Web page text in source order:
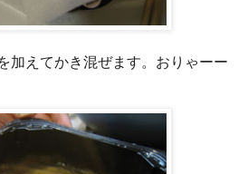
加えてかき混ぜます。おりゃーー